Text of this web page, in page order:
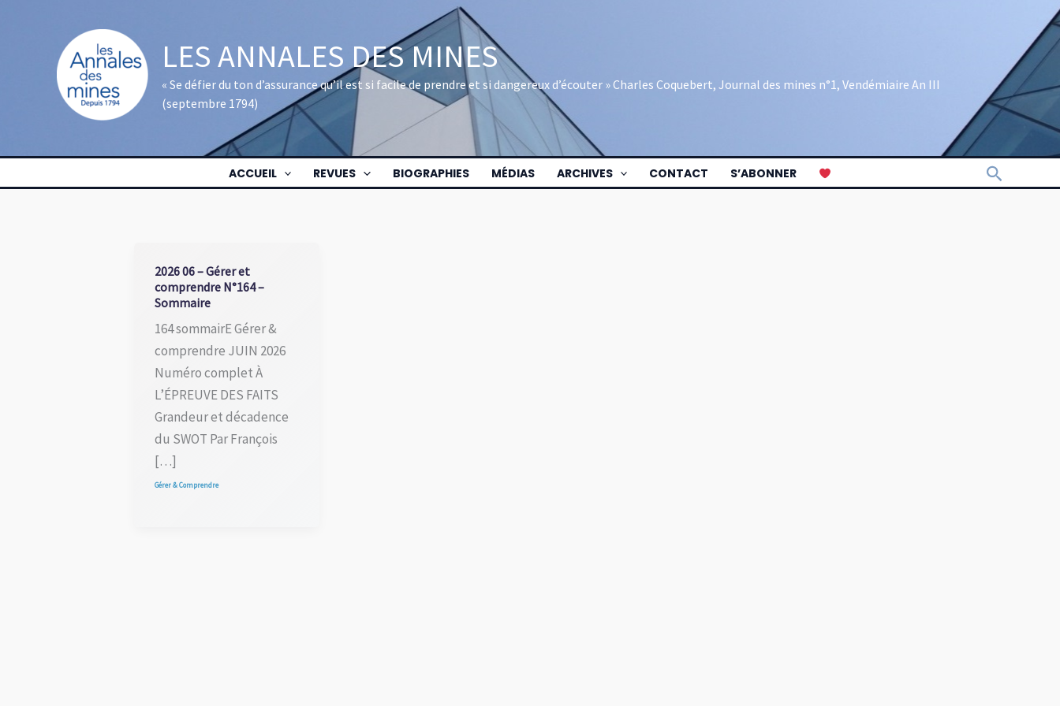
LES ANNALES DES MINES
« Se défier du ton d’assurance qu’il est si facile de prendre et si dangereux d’écouter » Charles Coquebert, Journal des mines n°1, Vendémiaire An III
(septembre 1794)
ACCUEIL REVUES BIOGRAPHIES MÉDIAS ARCHIVES CONTACT S’ABONNER
2026 06 – Gérer et
comprendre N°164 –
Sommaire
164 sommairE Gérer &
comprendre JUIN 2026
Numéro complet À
L’ÉPREUVE DES FAITS
Grandeur et décadence
du SWOT Par François
[…]
Gérer & Comprendre